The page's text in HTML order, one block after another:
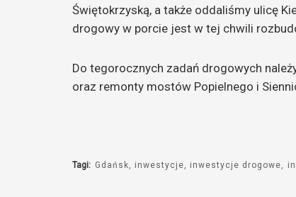
Świętokrzyską, a także oddaliśmy ulicę
drogowy w porcie jest w tej chwili
Do tegorocznych zadań drogowych
oraz remonty mostów Popielnego i
Tagi: Gdańsk inwestycje inwestycje drogowe